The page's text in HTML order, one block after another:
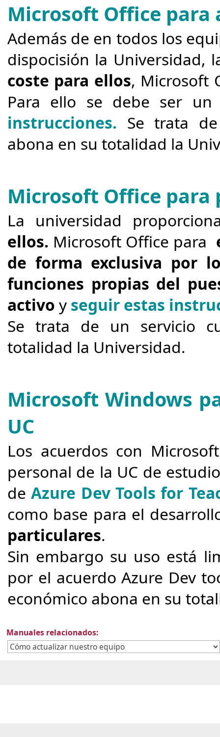
Microsoft Office para
Además de en todos los
dispocisión la Universidad,
coste para ellos, Microsoft
Para ello se debe ser
instrucciones. Se trata
abona en su totalidad la
Microsoft Office para
La universidad
ellos. Microsoft Office para
de forma exclusiva por
funciones propias del
activo y seguir estas
Se trata de un servicio
totalidad la Universidad.
Microsoft Windows
UC
Los acuerdos con
personal de la UC de
deAzure Dev Tools for
como base para el
particulares.
Sin embargo su uso está
por el acuerdo Azure Dev
económico abona en su
Manuales relacionados: